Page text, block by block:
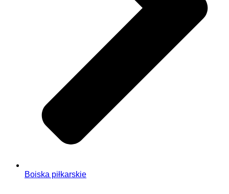
Boiska piłkarskie